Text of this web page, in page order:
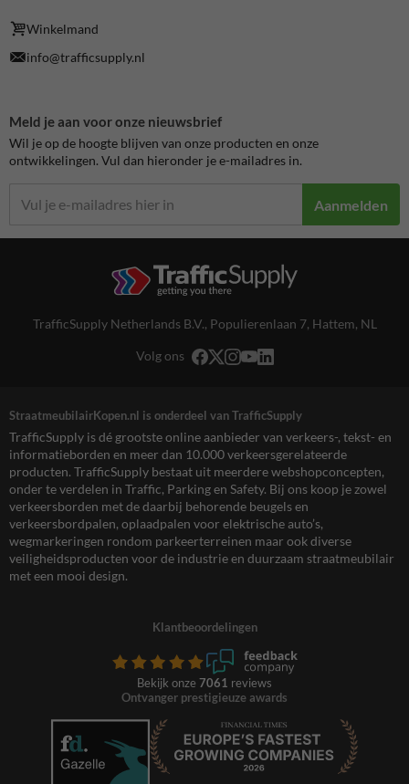
Winkelmand
info@trafficsupply.nl
Meld je aan voor onze nieuwsbrief
Wil je op de hoogte blijven van onze producten en onze
ontwikkelingen. Vul dan hieronder je e-mailadres in.
Aanmelden
TrafficSupply Netherlands B.V., Populierenlaan 7, Hattem, NL
Volg ons
StraatmeubilairKopen.nl is onderdeel van TrafficSupply
TrafficSupply is dé grootste online aanbieder van verkeers-, tekst- en
informatieborden en meer dan 10.000 verkeersgerelateerde
producten. TrafficSupply bestaat uit meerdere webshopconcepten,
onder te verdelen in Traffic, Parking en Safety. Bij ons koop je zowel
verkeersborden met de daarbij behorende beugels en
verkeersbordpalen, oplaadpalen voor elektrische auto’s,
wegmarkeringen rondom parkeerterreinen maar ook diverse
veiligheidsproducten voor de industrie en duurzaam straatmeubilair
met een mooi design.
Klantbeoordelingen
Bekijk onze 7061 reviews
Ontvanger prestigieuze awards